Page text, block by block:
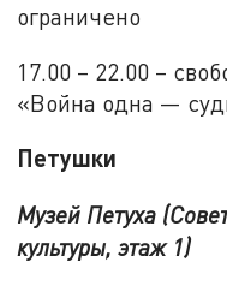
ограничено
17.00 – 22.00 –
«Война одна —
Петушки
Музей Петуха
культуры, этаж 1)